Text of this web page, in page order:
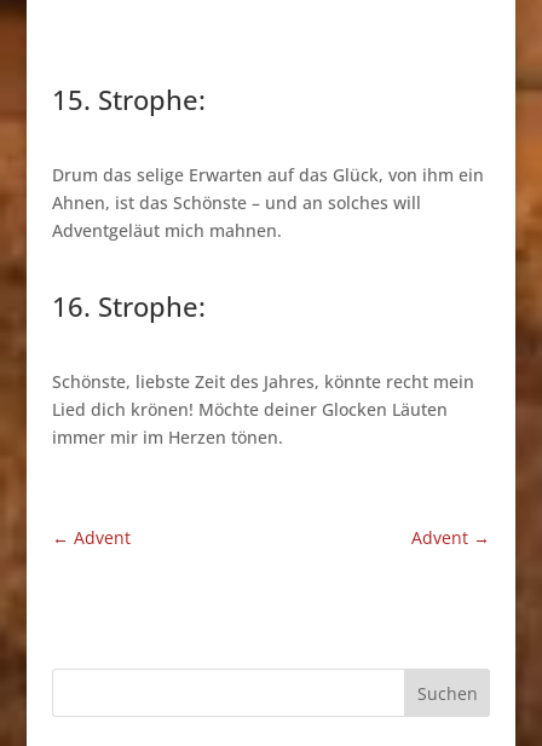
15. Strophe:
Drum das selige Erwarten auf das Glück, von ihm ein
Ahnen, ist das Schönste – und an solches will
Adventgeläut mich mahnen.
16. Strophe:
Schönste, liebste Zeit des Jahres, könnte recht mein
Lied dich krönen! Möchte deiner Glocken Läuten
immer mir im Herzen tönen.
← Advent Advent →